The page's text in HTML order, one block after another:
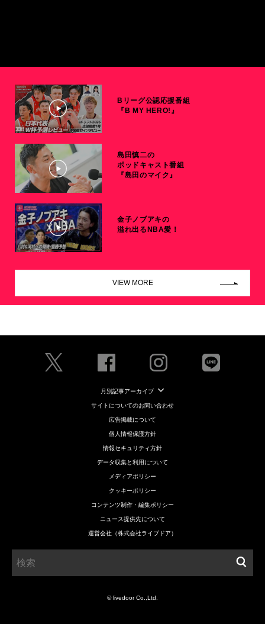
Bリーグ公認応援番組
『B MY HERO!』
島田慎二の
ポッドキャスト番組
『島田のマイク』
金子ノブアキの
溢れ出るNBA愛！
VIEW MORE
月別記事アーカイブ
サイトについてのお問い合わせ
広告掲載について
個人情報保護方針
情報セキュリティ方針
データ収集と利用について
メディアポリシー
クッキーポリシー
コンテンツ制作・編集ポリシー
ニュース提供先について
運営会社（株式会社ライブドア）
© livedoor Co.,Ltd.